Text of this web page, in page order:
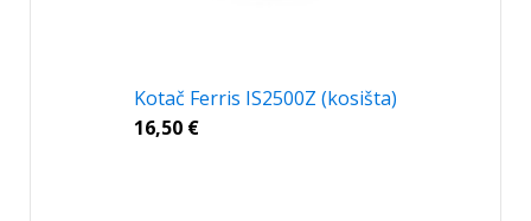
Kotač Ferris IS2500Z (kosišta)
16,50 €